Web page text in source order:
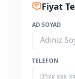
Fiyat
AD SOYAD
TELEFON